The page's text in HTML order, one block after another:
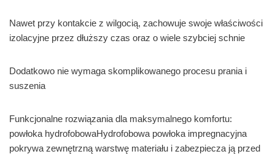
Nawet przy kontakcie z wilgocią, zachowuje swoje właściwości
izolacyjne przez dłuższy czas oraz o wiele szybciej schnie
Dodatkowo nie wymaga skomplikowanego procesu prania i
suszenia
Funkcjonalne rozwiązania dla maksymalnego komfortu:
powłoka hydrofobowaHydrofobowa powłoka impregnacyjna
pokrywa zewnętrzną warstwę materiału i zabezpiecza ją przed